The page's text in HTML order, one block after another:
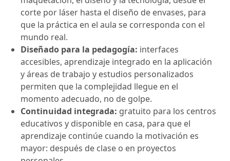
corte por láser hasta el diseño de envases, para
que la práctica en el aula se corresponda con el
mundo real.
Diseñado para la pedagogía: interfaces
accesibles, aprendizaje integrado en la aplicación
y áreas de trabajo y estudios personalizados
permiten que la complejidad llegue en el
momento adecuado, no de golpe.
Continuidad integrada: gratuito para los centros
educativos y disponible en casa, para que el
aprendizaje continúe cuando la motivación es
mayor: después de clase o en proyectos